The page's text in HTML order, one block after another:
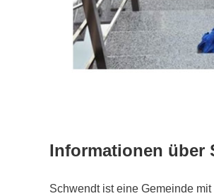
Informationen über
Schwendt ist eine Gemeinde